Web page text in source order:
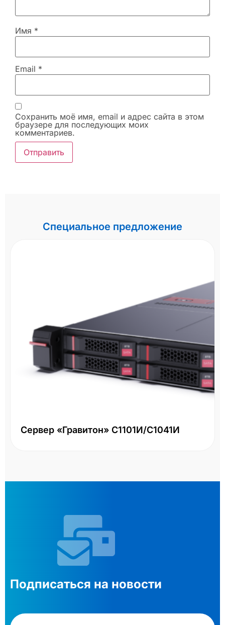
Имя *
Email *
Сохранить моё имя, email и адрес сайта в этом
браузере для последующих моих
комментариев.
Специальное предложение
Сервер «Гравитон» С1101И/С1041И
Подписаться на новости